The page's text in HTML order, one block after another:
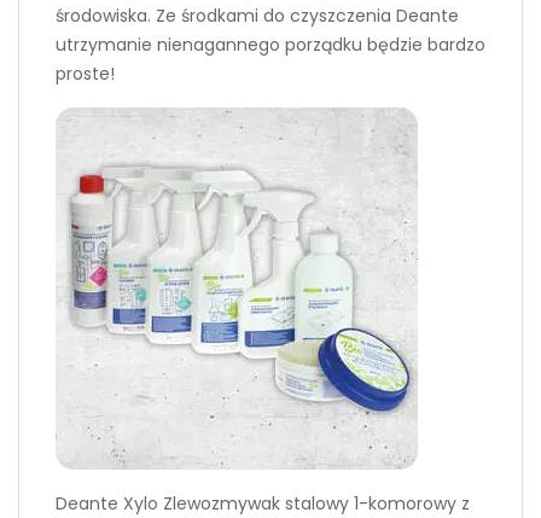
środowiska. Ze środkami do czyszczenia Deante
utrzymanie nienagannego porządku będzie bardzo
proste!
Deante Xylo Zlewozmywak stalowy 1-komorowy z